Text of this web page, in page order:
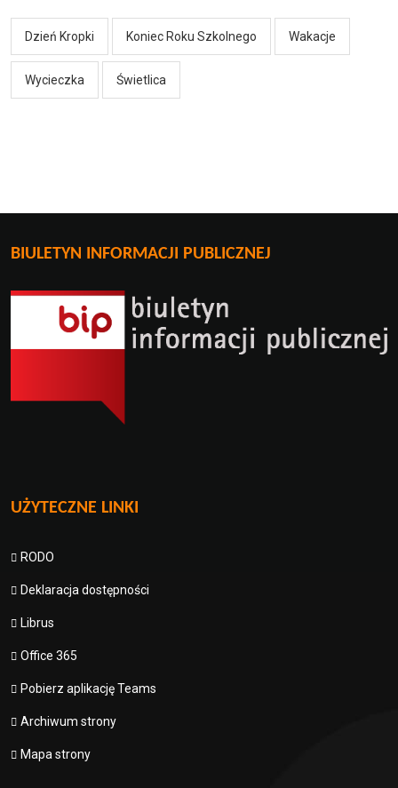
Dzień Kropki Koniec Roku Szkolnego Wakacje
Wycieczka Świetlica
BIULETYN INFORMACJI PUBLICZNEJ
UŻYTECZNE LINKI
RODO
Deklaracja dostępności
Librus
Office 365
Pobierz aplikację Teams
Archiwum strony
Mapa strony